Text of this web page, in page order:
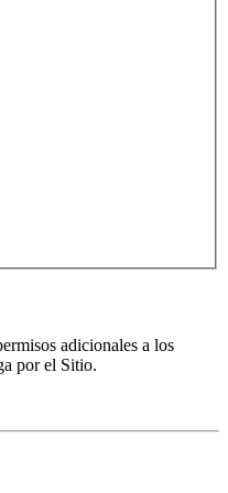
adicionales a los
por el Sitio.